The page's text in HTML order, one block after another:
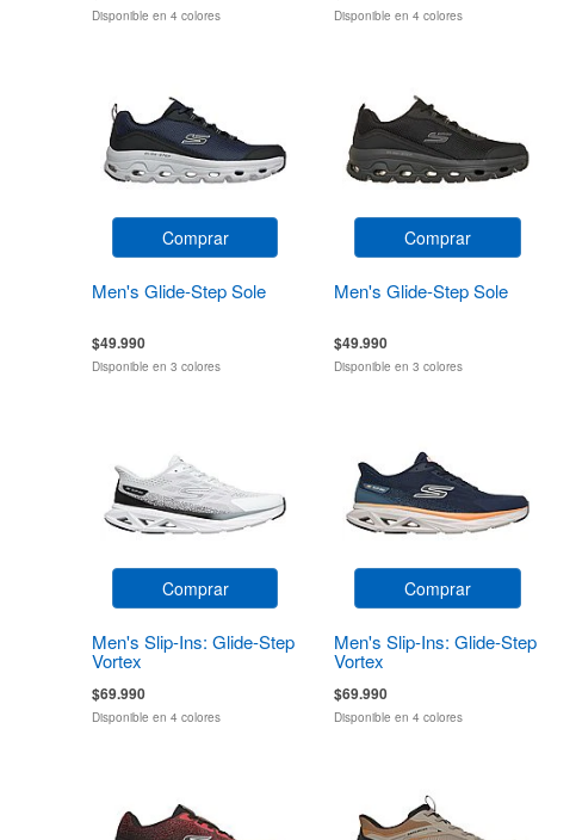
Disponible en 4 colores Disponible en 4 colores
Comprar
Men's Glide-Step Sole
$49.990
Disponible en 3 colores
Comprar
Men's Glide-Step Sole
$49.990
Disponible en 3 colores
Comprar
Men's Slip-Ins: Glide-Step
Vortex
$69.990
Disponible en 4 colores
Comprar
Men's Slip-Ins: Glide-Step
Vortex
$69.990
Disponible en 4 colores